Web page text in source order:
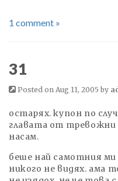
1 comment »
31
Posted on Aug 11, 2005 by
остарях. купон по
главата от тревожни
насам.
беше най самотния ми
никого не видях. ама